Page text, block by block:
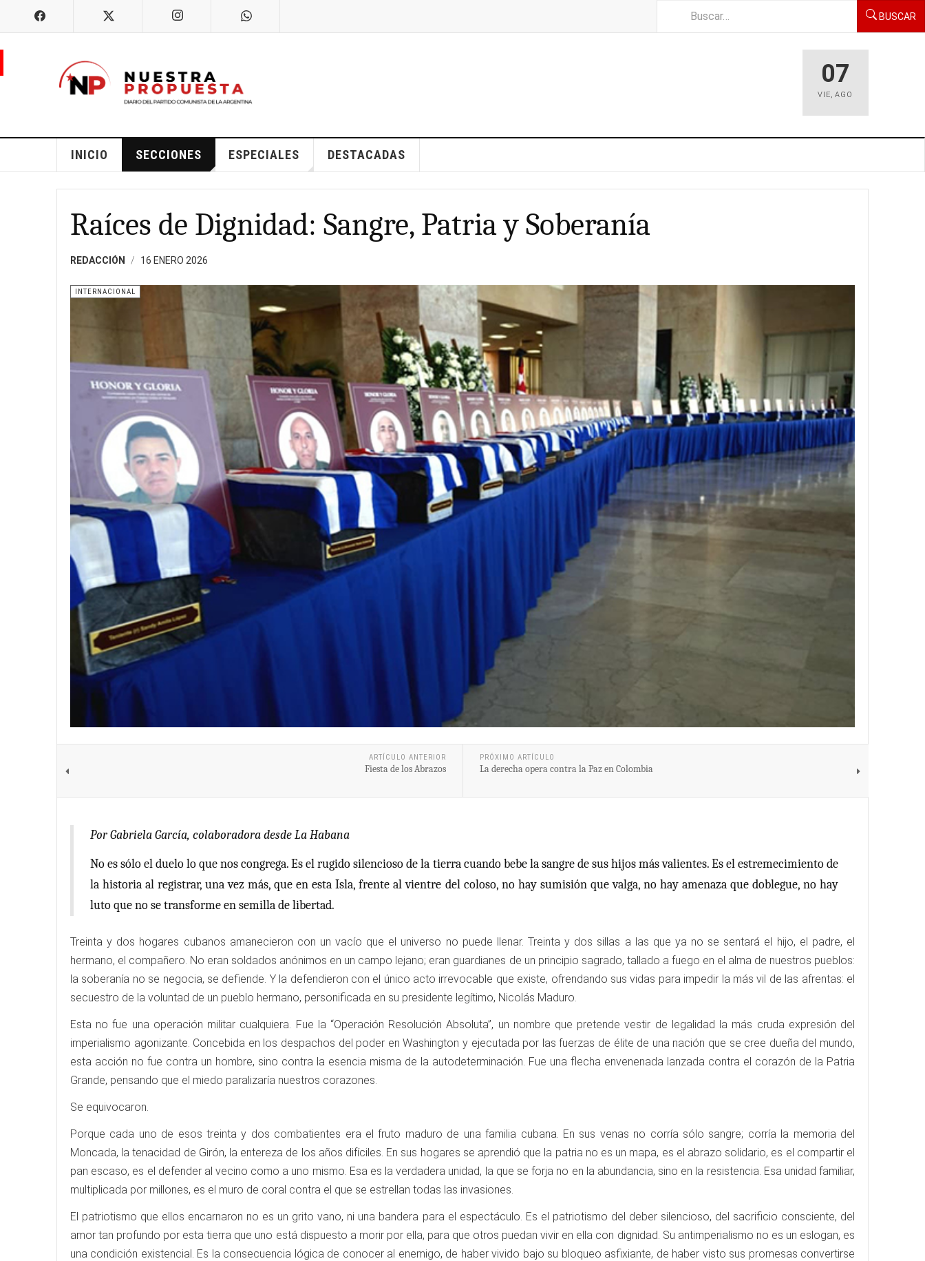
BUSCAR
07
VIE,AGO
INICIO SECCIONES ESPECIALES DESTACADAS
Raíces de Dignidad: Sangre, Patria y Soberanía
REDACCIÓN 16 ENERO 2026
INTERNACIONAL
ARTÍCULO ANTERIOR
Fiesta de los Abrazos
PRÓXIMO ARTÍCULO
La derecha opera contra la Paz en Colombia
Por Gabriela García, colaboradora desde La Habana
No es sólo el duelo lo que nos congrega. Es el rugido silencioso de la tierra cuando bebe la sangre de sus hijos más valientes. Es el estremecimiento de
la historia al registrar, una vez más, que en esta Isla, frente al vientre del coloso, no hay sumisión que valga, no hay amenaza que doblegue, no hay
luto que no se transforme en semilla de libertad.
Treinta y dos hogares cubanos amanecieron con un vacío que el universo no puede llenar. Treinta y dos sillas a las que ya no se sentará el hijo, el padre, el
hermano, el compañero. No eran soldados anónimos en un campo lejano; eran guardianes de un principio sagrado, tallado a fuego en el alma de nuestros pueblos:
la soberanía no se negocia, se defiende. Y la defendieron con el único acto irrevocable que existe, ofrendando sus vidas para impedir la más vil de las afrentas: el
secuestro de la voluntad de un pueblo hermano, personificada en su presidente legítimo, Nicolás Maduro.
Esta no fue una operación militar cualquiera. Fue la “Operación Resolución Absoluta”, un nombre que pretende vestir de legalidad la más cruda expresión del
imperialismo agonizante. Concebida en los despachos del poder en Washington y ejecutada por las fuerzas de élite de una nación que se cree dueña del mundo,
esta acción no fue contra un hombre, sino contra la esencia misma de la autodeterminación. Fue una flecha envenenada lanzada contra el corazón de la Patria
Grande, pensando que el miedo paralizaría nuestros corazones.
Se equivocaron.
Porque cada uno de esos treinta y dos combatientes era el fruto maduro de una familia cubana. En sus venas no corría sólo sangre; corría la memoria del
Moncada, la tenacidad de Girón, la entereza de los años difíciles. En sus hogares se aprendió que la patria no es un mapa, es el abrazo solidario, es el compartir el
pan escaso, es el defender al vecino como a uno mismo. Esa es la verdadera unidad, la que se forja no en la abundancia, sino en la resistencia. Esa unidad familiar,
multiplicada por millones, es el muro de coral contra el que se estrellan todas las invasiones.
El patriotismo que ellos encarnaron no es un grito vano, ni una bandera para el espectáculo. Es el patriotismo del deber silencioso, del sacrificio consciente, del
amor tan profundo por esta tierra que uno está dispuesto a morir por ella, para que otros puedan vivir en ella con dignidad. Su antimperialismo no es un eslogan, es
una condición existencial. Es la consecuencia lógica de conocer al enemigo, de haber vivido bajo su bloqueo asfixiante, de haber visto sus promesas convertirse